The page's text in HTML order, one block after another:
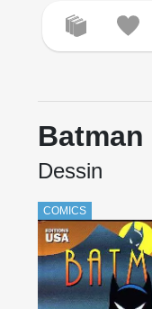
Batman
Dessin
COMICS